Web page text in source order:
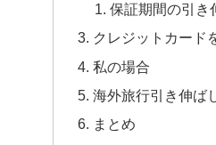
保証期間の引き
クレジットカード
私の場合
海外旅行引き伸ば
まとめ